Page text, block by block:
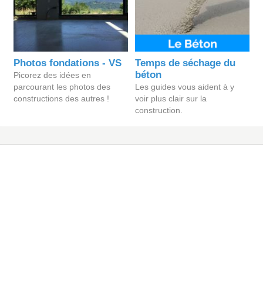
Photos fondations - VS
Picorez des idées en
parcourant les photos des
constructions des autres !
Temps de séchage du
béton
Les guides vous aident à y
voir plus clair sur la
construction.